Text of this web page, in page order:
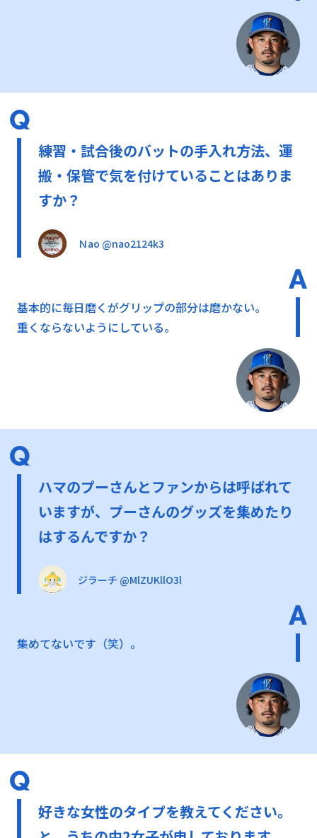
練習・試合後のバットの手入れ方法、運
搬・保管で気を付けていることはありま
すか？
Ｎao @nao2124k3
基本的に毎日磨くがグリップの部分は磨かない。
重くならないようにしている。
ハマのプーさんとファンからは呼ばれて
いますが、プーさんのグッズを集めたり
はするんですか？
ジラーチ @MlZUKllO3l
集めてないです（笑）。
好きな女性のタイプを教えてください。